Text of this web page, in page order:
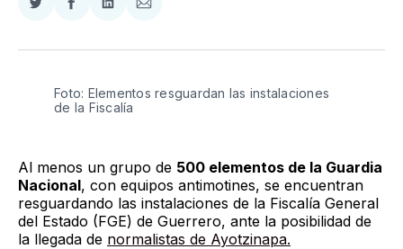
Compartir
Twitter
Compartir
Facebook
Compartir
LinkedIn
Compartir
Email
Foto: Elementos resguardan las instalaciones
de la Fiscalía
Al menos un grupo de 500 elementos de la Guardia
Nacional, con equipos antimotines, se encuentran
resguardando las instalaciones de la Fiscalía General
del Estado (FGE) de Guerrero, ante la posibilidad de
la llegada de normalistas de Ayotzinapa.